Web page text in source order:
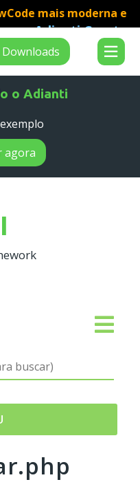
mais moderna e
PHP:Adianti Creator
Downloads
o Adianti
agora